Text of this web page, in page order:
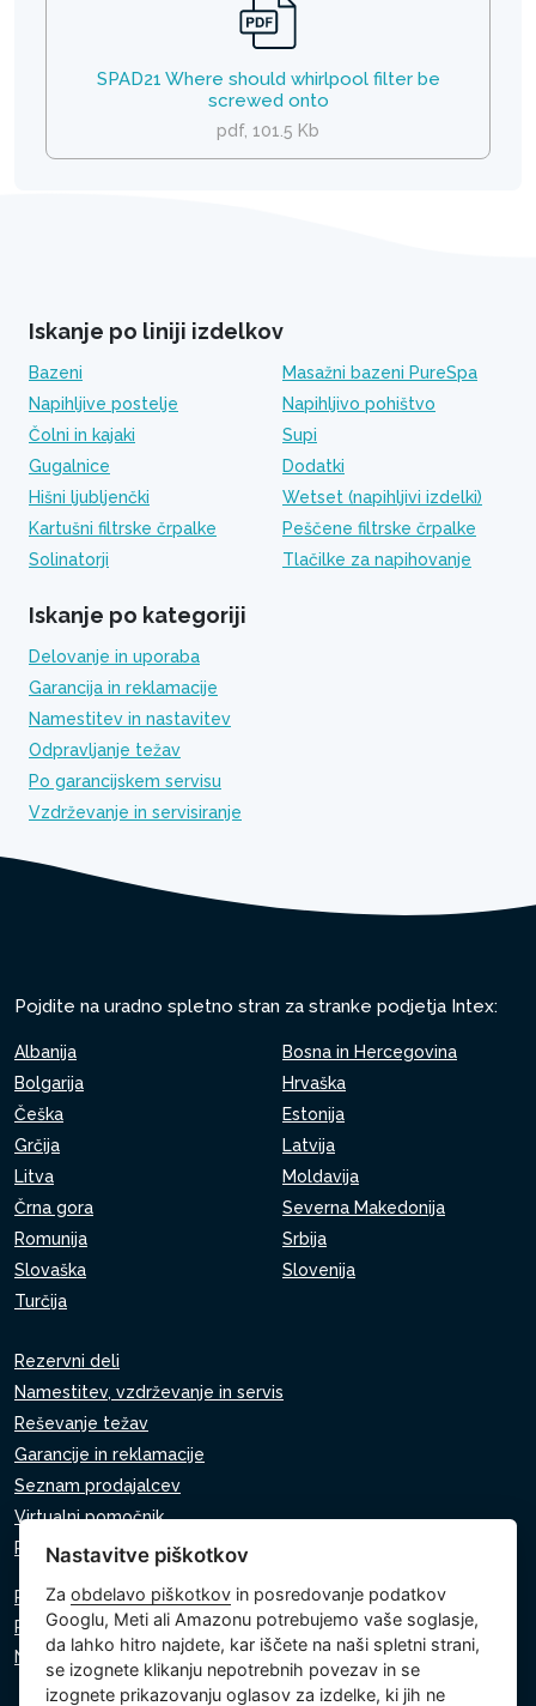
SPAD21 Where should whirlpool filter be
screwed onto
pdf, 101.5 Kb
Iskanje po liniji izdelkov
Bazeni
Masažni bazeni PureSpa
Napihljive postelje
Napihljivo pohištvo
Čolni in kajaki
Supi
Gugalnice
Dodatki
Hišni ljubljenčki
Wetset (napihljivi izdelki)
Kartušni filtrske črpalke
Peščene filtrske črpalke
Solinatorji
Tlačilke za napihovanje
Iskanje po kategoriji
Delovanje in uporaba
Garancija in reklamacije
Namestitev in nastavitev
Odpravljanje težav
Po garancijskem servisu
Vzdrževanje in servisiranje
Pojdite na uradno spletno stran za stranke podjetja Intex:
Albanija
Bosna in Hercegovina
Bolgarija
Hrvaška
Češka
Estonija
Grčija
Latvija
Litva
Moldavija
Črna gora
Severna Makedonija
Romunija
Srbija
Slovaška
Slovenija
Turčija
Rezervni deli
Namestitev, vzdrževanje in servis
Reševanje težav
Garancije in reklamacije
Seznam prodajalcev
Virtualni pomočnik
Pišite nam
Politika zasebnosti
Politika piškotkov
Nastavitve piškotkov
Nastavitve piškotkov
Zaobdelavo piškotkov in posredovanje podatkov
Googlu, Meti ali Amazonu potrebujemo vaše soglasje,
da lahko hitro najdete, kar iščete na naši spletni strani,
se izognete klikanju nepotrebnih povezav in se
izognete prikazovanju oglasov za izdelke, ki jih ne